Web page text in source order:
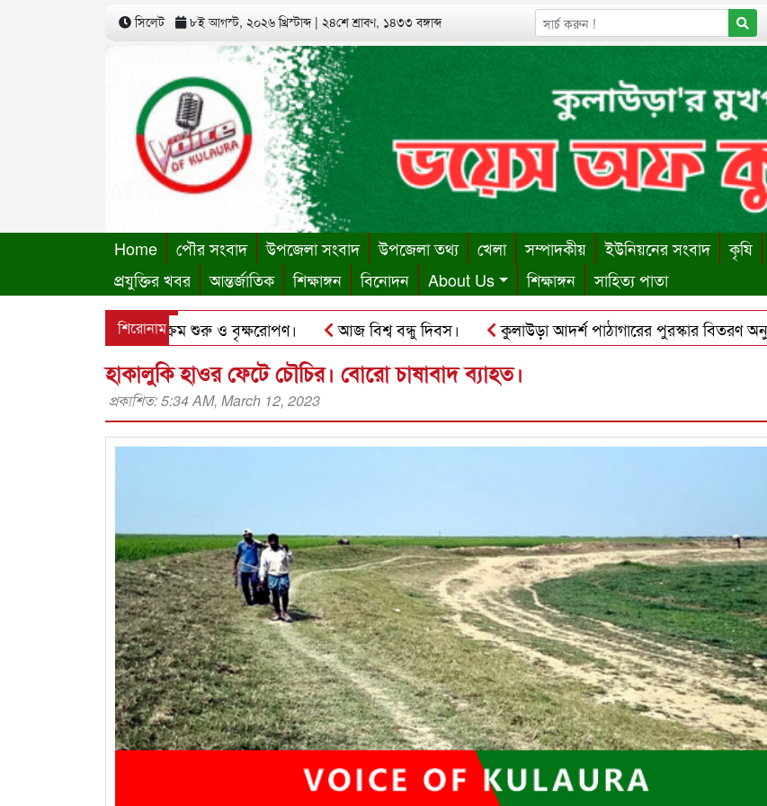
সিলেট ৮ই আগস্ট, ২০২৬ খ্রিস্টাব্দ | ২৪শে শ্রাবণ, ১৪৩৩ বঙ্গাব্দ
Home পৌর সংবাদ উপজেলা সংবাদ উপজেলা তথ্য খেলা সম্পাদকীয় ইউনিয়নের সংবাদ কৃষি
প্রযুক্তির খবর
আন্তর্জাতিক শিক্ষাঙ্গন বিনোদন About Us শিক্ষাঙ্গন সাহিত্য পাতা
শিরোনাম
কার্যালয়ের কার্যক্রম শুরু ও বৃক্ষরোপণ। আজ বিশ্ব বন্ধু দিবস। কুলাউড়া আদর্শ পাঠাগারের পুরস্কার বিতরণ অনুষ্ঠিত।
ছবি হোয়াটসঅ্যাপে ব্যবহার করে প্রতারণার চেষ্টা।
হাকালুকি হাওর ফেটে চৌচির। বোরো চাষাবাদ ব্যাহত।
প্রকাশিত: 5:34 AM, March 12, 2023